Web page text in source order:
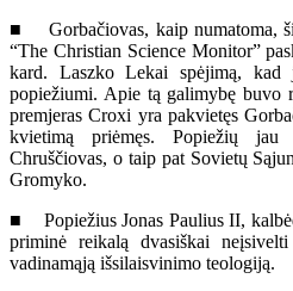
■ Gorbačiovas, kaip numatoma,
“The Christian Science Monitor”
kard. Laszko Lekai spėjimą,
popiežiumi. Apie tą galimybę buvo
premjeras Croxi yra pakvietęs
kvietimą priėmęs. Popiežių
Chruščiovas, o taip pat Sovietų
Gromyko.
■ Popiežius Jonas Paulius II,
priminė reikalą dvasiškai
vadinamąją išsilaisvinimo teologiją.